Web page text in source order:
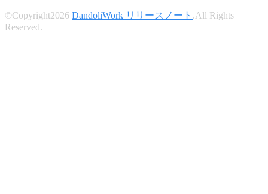
©Copyright2026 DandoliWork リリースノート .All Rights
Reserved.